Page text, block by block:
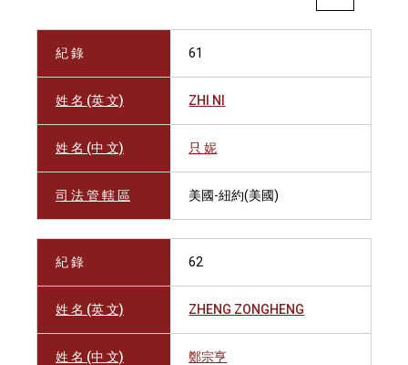
紀 錄 61
姓 名 (英 文) ZHI NI
姓 名 (中 文) 只 妮
司 法 管 轄 區 美國-紐約(美國)
紀 錄 62
姓 名 (英 文) ZHENG ZONGHENG
姓 名 (中 文) 鄭宗亨